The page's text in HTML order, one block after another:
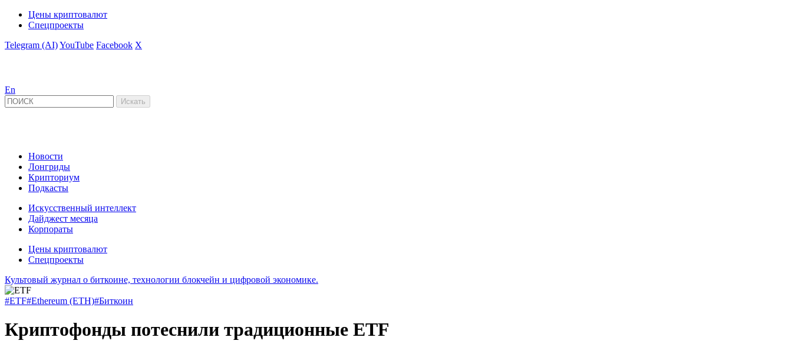
Цены криптовалют
Спецпроекты
Telegram (AI)YouTube Facebook X
En
Новости
Лонгриды
Крипториум
Подкасты
Искусственный интеллект
Дайджест месяца
Корпораты
Цены криптовалют
Спецпроекты
Культовый журнал о биткоине, технологии блокчейн и цифровой экономике.
#ETF#Ethereum (ETH)#Биткоин
Криптофонды потеснили традиционные ETF